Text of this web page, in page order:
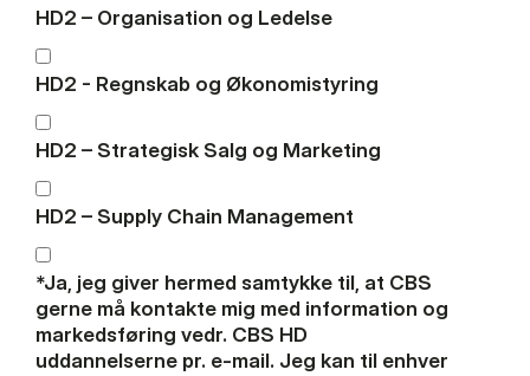
HD2 – Organisation og Ledelse
HD2 - Regnskab og Økonomistyring
HD2 – Strategisk Salg og Marketing
HD2 – Supply Chain Management
*Ja, jeg giver hermed samtykke til, at CBS
gerne må kontakte mig med information og
markedsføring vedr. CBS HD
uddannelserne pr. e-mail. Jeg kan til enhver